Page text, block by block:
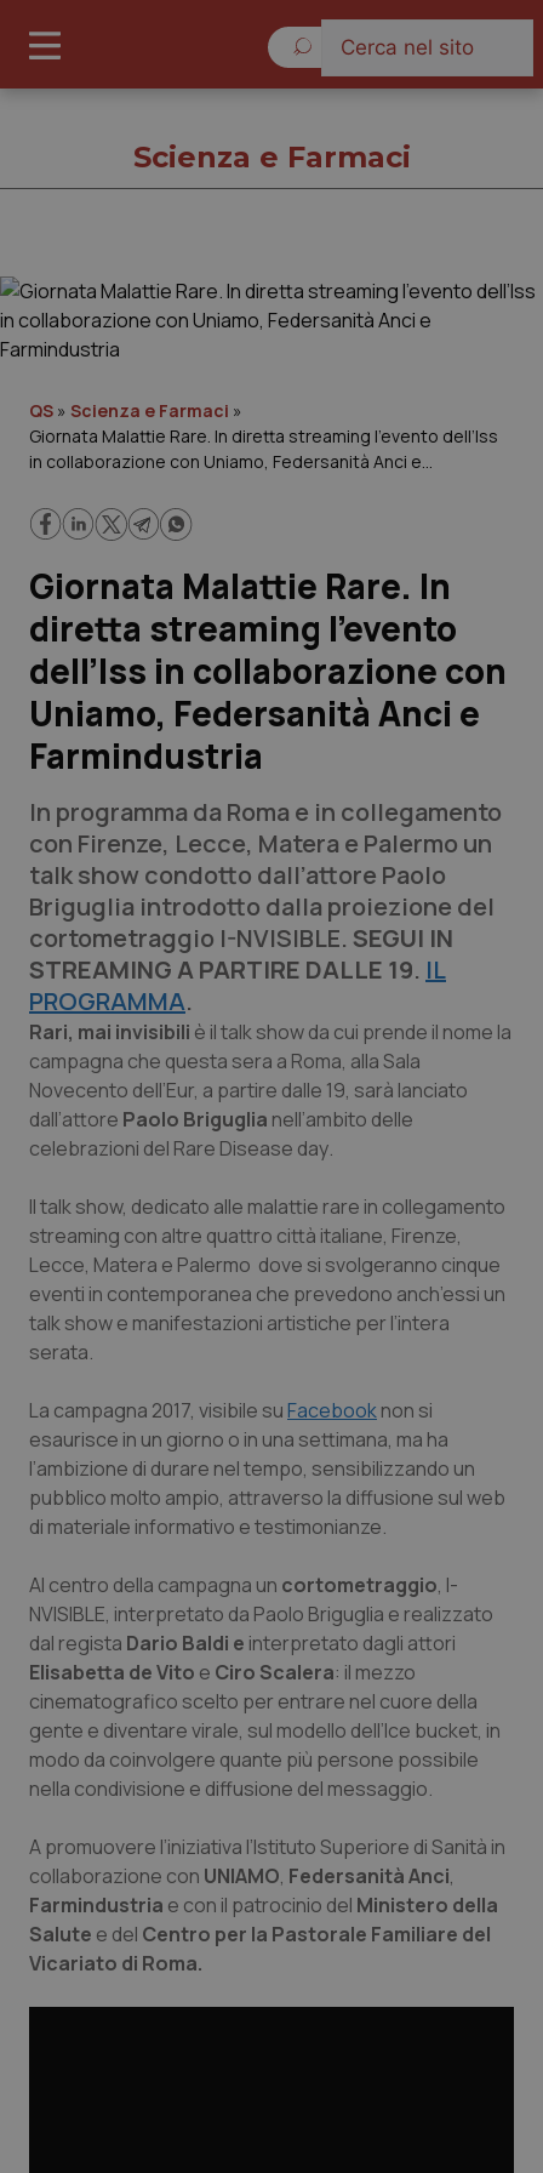
Cronache
Governo e Parlamento
Regioni e Asl
Lavoro e Professioni
Scienza e Farmaci
Studi e Analisi
Lettere al direttore
QS Pro
Professionisti Sanitari.AI
Abruzzo
Basilicata
Calabria
Emilia-Romagna
Friuli Venezia Giulia
Lazio
Liguria
Lombardia
Molise
Piemonte
Provincia Autonoma di Bolzano
Provincia Autonoma di Trento
Puglia
Sardegna
QS Pro Gold
Artrite & artrosi
Asma & BPCO
Colesterolo & coronaropatie
Dermatite Atopica
Diabete & glucometri
Disturbi dell’umore
Dolore
Epatiti
HIV
Infezioni & Febbre
Ipertensione & Scompenso
Malattie rare
Malattia di Crohn & Rettocolite Ulcerosa
QS Club Newsletter
Scienza e Farmaci
QS » Scienza e Farmaci »
Giornata Malattie Rare. In diretta streaming l’evento dell’Iss
in collaborazione con Uniamo, Federsanità Anci e
Giornata Malattie Rare. In
diretta streaming l’evento
dell’Iss in collaborazione con
Uniamo, Federsanità Anci e
Farmindustria
In programma da Roma e in collegamento
con Firenze, Lecce, Matera e Palermo un
talk show condotto dall’attore Paolo
Briguglia introdotto dalla proiezione del
cortometraggio I-NVISIBLE. SEGUI IN
STREAMING A PARTIRE DALLE 19. IL
PROGRAMMA.
Rari, mai invisibili è il talk show da cui prende il nome la
campagna che questa sera a Roma, alla Sala
Novecento dell’Eur, a partire dalle 19, sarà lanciato
dall’attore Paolo Briguglia nell’ambito delle
celebrazioni del Rare Disease day.
Il talk show, dedicato alle malattie rare in collegamento
streaming con altre quattro città italiane, Firenze,
Lecce, Matera e Palermo dove si svolgeranno cinque
eventi in contemporanea che prevedono anch’essi un
talk show e manifestazioni artistiche per l’intera
serata.
La campagna 2017, visibile suFacebooknon si
esaurisce in un giorno o in una settimana, ma ha
l’ambizione di durare nel tempo, sensibilizzando un
pubblico molto ampio, attraverso la diffusione sul web
di materiale informativo e testimonianze.
Al centro della campagna un cortometraggio, I-
NVISIBLE, interpretato da Paolo Briguglia e realizzato
dal regista Dario Baldi e interpretato dagli attori
Elisabetta de Vito e Ciro Scalera: il mezzo
cinematografico scelto per entrare nel cuore della
gente e diventare virale, sul modello dell’Ice bucket, in
modo da coinvolgere quante più persone possibile
nella condivisione e diffusione del messaggio.
A promuovere l’iniziativa l’Istituto Superiore di Sanità in
collaborazione con UNIAMO, Federsanità Anci,
Farmindustria e con il patrocinio del Ministero della
Salute e del Centro per la Pastorale Familiare del
Vicariato di Roma.